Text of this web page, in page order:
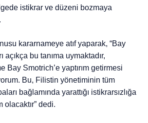
istikrar ve düzeni bozmaya
kararnameye atıf yaparak, “Bay
açıkça bu tanıma uymaktadır,
Bay Smotrich’e yaptırım getirmesi
Bu, Filistin yönetiminin tüm
bağlamında yarattığı istikrarsızlığa
olacaktır” dedi.